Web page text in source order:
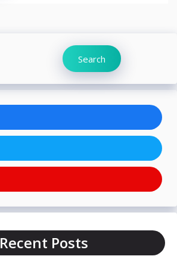
Search
Recent Posts